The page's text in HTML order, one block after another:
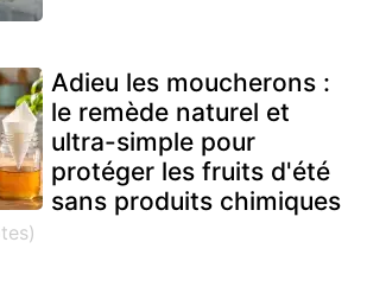
Adieu les moucherons :
le remède naturel et
ultra-simple pour
protéger les fruits d'été
sans produits chimiques